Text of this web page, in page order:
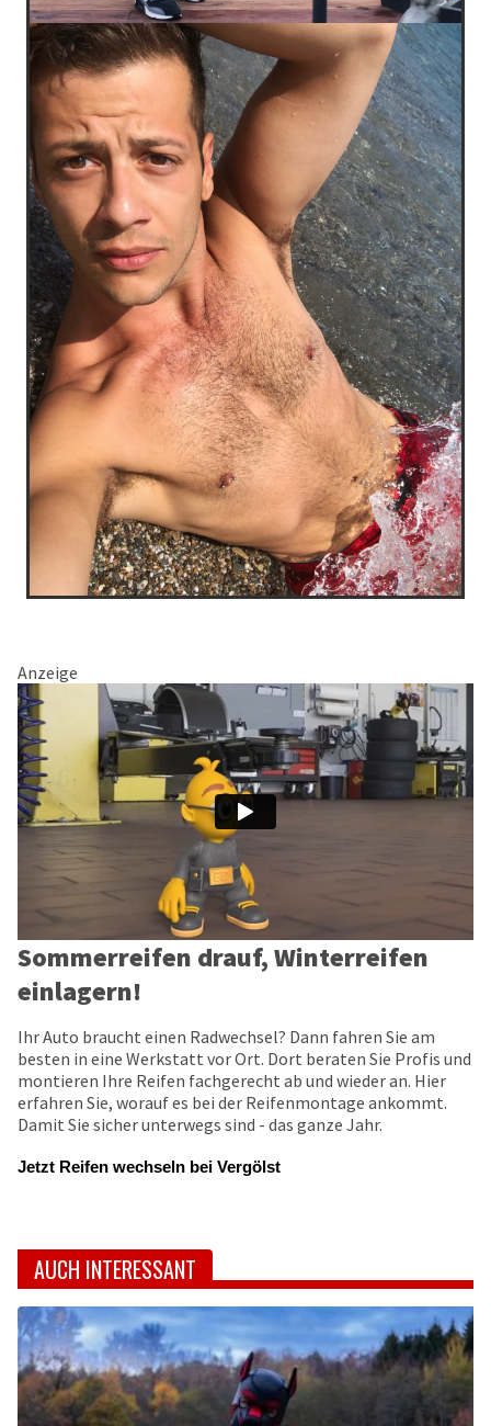
Anzeige
Sommerreifen drauf, Winterreifen
einlagern!
Ihr Auto braucht einen Radwechsel? Dann fahren Sie am
besten in eine Werkstatt vor Ort. Dort beraten Sie Profis und
montieren Ihre Reifen fachgerecht ab und wieder an. Hier
erfahren Sie, worauf es bei der Reifenmontage ankommt.
Damit Sie sicher unterwegs sind - das ganze Jahr.
Jetzt Reifen wechseln bei Vergölst
AUCH INTERESSANT